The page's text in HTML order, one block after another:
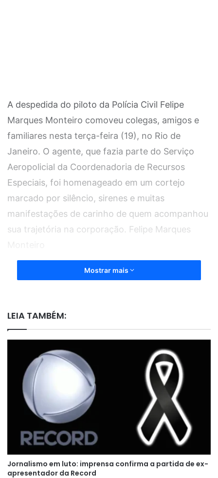
A despedida do piloto da Polícia Civil Felipe
Marques Monteiro comoveu colegas, amigos e
familiares nesta terça-feira (19), no Rio de
Janeiro. O agente, que fazia parte do Serviço
Aeropolicial da Coordenadoria de Recursos
Especiais, foi homenageado em um cortejo
marcado por silêncio, sirenes e muitas
manifestações de carinho de quem acompanhou
sua trajetória na corporação. Felipe Marques
Mostrar mais
LEIA TAMBÉM:
Jornalismo em luto: imprensa confirma a partida de ex-
apresentador da Record